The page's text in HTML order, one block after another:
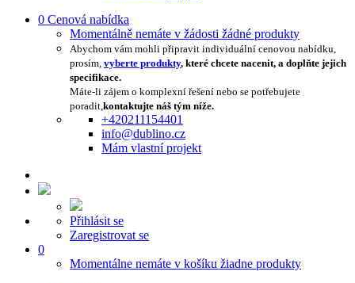
0 Cenová nabídka
Momentálně nemáte v žádosti žádné produkty
Abychom vám mohli připravit individuální cenovou nabídku,
prosím, vyberte produkty, které chcete nacenit, a doplňte jejich
specifikace.
Máte-li zájem o komplexní řešení nebo se potřebujete
poradit,kontaktujte náš tým níže.
+420211154401
info@dublino.cz
Mám vlastní projekt
Přihlásit se
Zaregistrovat se
0
Momentálne nemáte v košíku žiadne produkty